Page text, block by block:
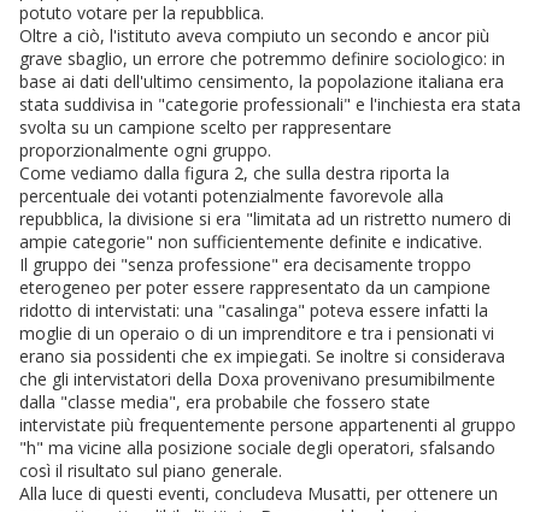
potuto votare per la repubblica.
Oltre a ciò, l'istituto aveva compiuto un secondo e ancor più
grave sbaglio, un errore che potremmo definire sociologico: in
base ai dati dell'ultimo censimento, la popolazione italiana era
stata suddivisa in "categorie professionali" e l'inchiesta era stata
svolta su un campione scelto per rappresentare
proporzionalmente ogni gruppo.
Come vediamo dalla figura 2, che sulla destra riporta la
percentuale dei votanti potenzialmente favorevole alla
repubblica, la divisione si era "limitata ad un ristretto numero di
ampie categorie" non sufficientemente definite e indicative.
Il gruppo dei "senza professione" era decisamente troppo
eterogeneo per poter essere rappresentato da un campione
ridotto di intervistati: una "casalinga" poteva essere infatti la
moglie di un operaio o di un imprenditore e tra i pensionati vi
erano sia possidenti che ex impiegati. Se inoltre si considerava
che gli intervistatori della Doxa provenivano presumibilmente
dalla "classe media", era probabile che fossero state
intervistate più frequentemente persone appartenenti al gruppo
"h" ma vicine alla posizione sociale degli operatori, sfalsando
così il risultato sul piano generale.
Alla luce di questi eventi, concludeva Musatti, per ottenere un